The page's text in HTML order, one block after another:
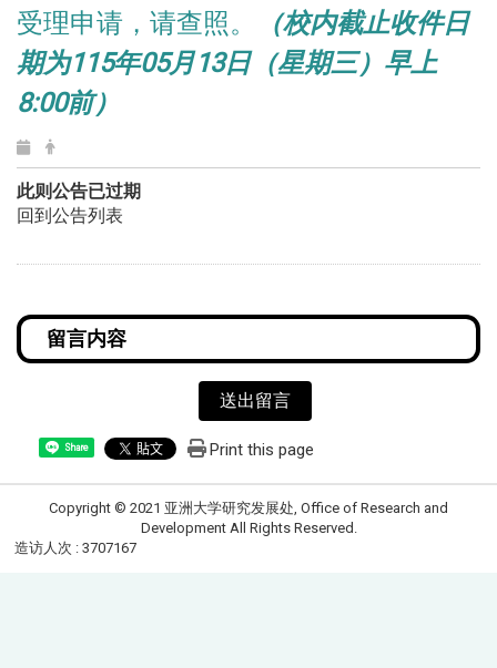
受理申请，请查照。
（校内截止收件日
期为115年05月13日（星期三）早上
8:00前）
此则公告已过期
回到公告列表
送出留言
Share Print this page
Copyright © 2021 亚洲大学研究发展处, Office of Research and
Development All Rights Reserved.
造访人次 : 3707167